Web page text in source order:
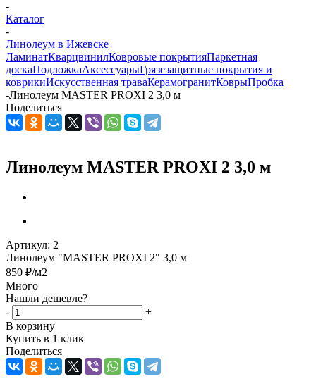
-
Каталог
-
Линолеум в Ижевске
ЛаминатКварцвинилКовровые покрытияПаркетная
доскаПодложкаАксессуарыГрязезащитные покрытия и
коврикиИскусственная траваКерамогранитКоврыПробка
-Линолеум MASTER PROXI 2 3,0 м
Поделиться
Линолеум MASTER PROXI 2 3,0 м
Артикул: 2
Линолеум "MASTER PROXI 2" 3,0 м
850 ₽/м2
Много
Нашли дешевле?
-
+
В корзину
Купить в 1 клик
Поделиться